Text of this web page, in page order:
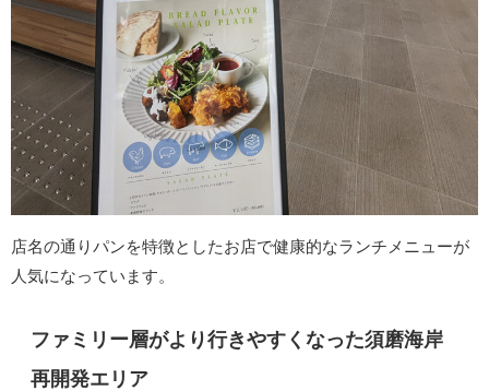
店名の通りパンを特徴としたお店で健康的なランチメニューが
人気になっています。
ファミリー層がより行きやすくなった須磨海岸
再開発エリア